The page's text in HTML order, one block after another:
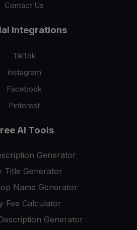
Contact Us
Integrations
TikTok
Instagram
Facebook
Pinterest
AI Tools
Generator
Title Generator
Name Generator
Fee Calculator
Generator